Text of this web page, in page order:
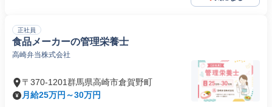
正社員
食品メーカーの管理栄養士
高崎弁当株式会社
〒370-1201群馬県高崎市倉賀野町
月給25万円～30万円